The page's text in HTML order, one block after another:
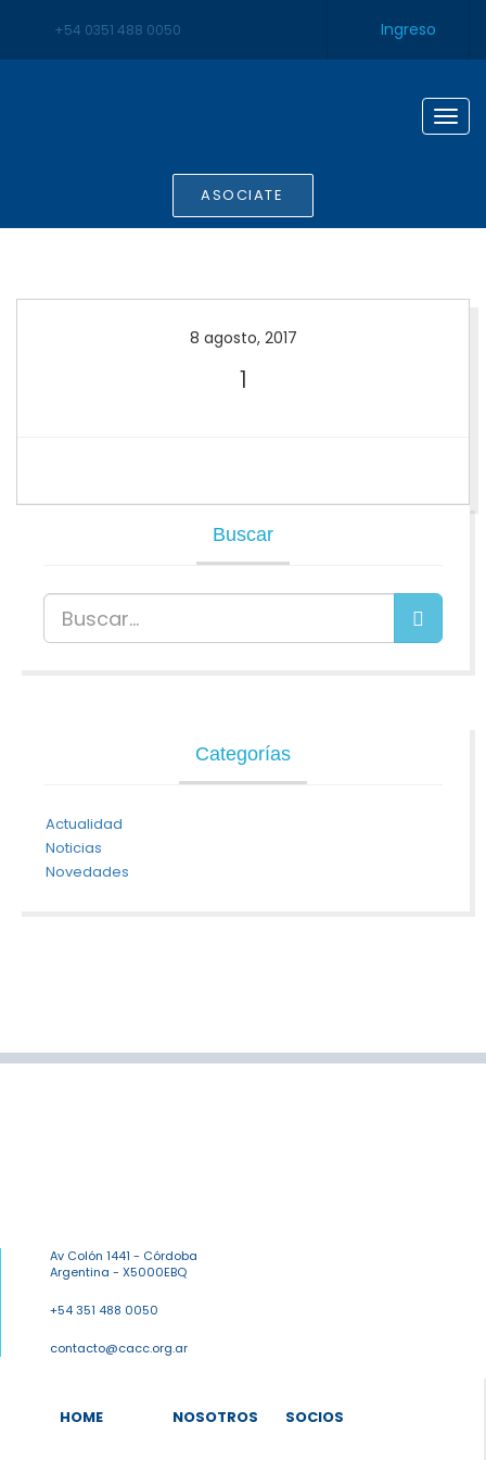
+54 0351 488 0050 Ingreso
ASOCIATE
8 agosto, 2017
1
Buscar
Categorías
Actualidad
Noticias
Novedades
Av Colón 1441 - Córdoba
Argentina - X5000EBQ
+54 351 488 0050
contacto@cacc.org.ar
HOME NOSOTROS SOCIOS